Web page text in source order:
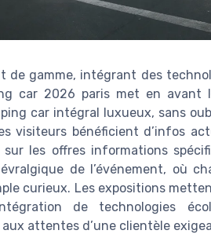
de gamme, intégrant des
car 2026 paris met en avant
car intégral luxueux, sans
visiteurs bénéficient d’infos
les offres informations
de l’événement, où
curieux. Les expositions
de technologies
attentes d’une clientèle